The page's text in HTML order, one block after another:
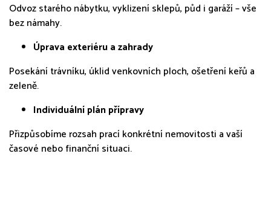
Odvoz starého nábytku, vyklizení sklepů, půd i garáží – vše
bez námahy.
Úprava exteriéru a zahrady
Posekání trávníku, úklid venkovních ploch, ošetření keřů a
zeleně.
Individuální plán přípravy
Přizpůsobíme rozsah prací konkrétní nemovitosti a vaší
časové nebo finanční situaci.